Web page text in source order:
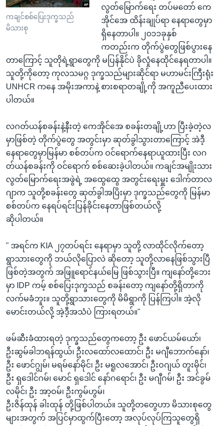
ကချင်စစ်ပြေးဒုက္ခသည်
မိသားစု
လွတ်မြောက်ရေး တပ်မတော် ကေ
အိုင်အေ ထိန်းချုပ်ရာ နေရာတွေမှာ
ရှိနေတာပါ။ ၂၀၁၁ခုနှစ်
ကတည်းက တိုက်ပွဲတွေဖြစ်ပွားနေ
တာကြောင့် သူတိုရဲ့ရွာတွေကို မပြန်နိုင်ပဲ ခိုလှုံနေထိုင်နေရတာပါ။
သူတို့ကိုတော့ ကုလသမဂ္ဂ ဒုက္ခသည်များဆိုင်ရာ မဟာမင်းကြီးရုံး
UNHCR ကနေ အမိုးအကာနဲ့ စားစရာတချို့ကို အကူညီပေးထား
ပါတယ်။
လဂတ်ယန်စခန်းနဲ့နီးတဲ့ ကေအိုင်အေ စခန်းတချို့ဟာ ပြီးခဲ့တဲ့လ
မှာဖြစ်တဲ့ တိုက်ပွဲတွေ အတွင်းမှာ ဆုတ်ခွါသွားတာကြောင့် အဲဒီ့
နေရာတွေမှာမြန်မာ စစ်တပ်က ဝင်ရောက်နေရာယူထားပြီး လဂ
တ်ယန်စခန်းကို ဝင်ရောက် စစ်ဆေးခဲ့ပါတယ်။ ကချင်အမျိုးသား
လွတ်မြောက်ရေးအဖွဲရဲ့ အထွေထွေ အတွင်းရေးမှူး ဒေါက်တာလ
ဂျာက သူတို့စခန်းတွေ ဆုတ်ခွါအပြိးမှာ ဒုက္ခသည်တွေကို မြန်မာ
စစ်တပ်က နေရပ်ရင်းပြန်ခိုင်းနေတာဖြစ်တယ်လို့
ဆိုပါတယ်။
" အရင်က KIA ၂၇တပ်ရင်း နေရာမှာ သူတို့ လာထိုင်လိုက်တော့
ရွာသားတွေကို ဘယ်လိုပြောလဲ ဆိုတော့ သူတို့လာနေဖြစ်သွားပြီ
ဖြစ်တဲ့အတွက် အဖြူရောင်နယ်မြေ ဖြစ်သွားပြီ။ ကျနော်တို့ဘေး
မှာ IDP ကမ့် စစ်ပြေးဒုက္ခသည် စခန်းတော့ ကျနော်တို့ရှိတာကို
လက်မခံဘူး။ သူတို့ရွာသားတွေကို မိမိရွာကို ပြန်ကြပါ။ အဲ့လို
မောင်းတယ်လို့ အဲ့ဒီ့အသံပဲ ကြားရတယ်။"
ဖမ်ဆီးခံထားရတဲ့ ဒုက္ခသည်တွေကတော့ ဦး ဖောင်ယမ်ယော်၊
ဦးဆွမ်ခါဘရန်ထွယ်၊ ဦးလထော်လထောင်၊ ဦး မဂျီဘောက်နော်၊
ဦး ဖောင်ဂျွမ်၊ မရမ်နော်မိုင်၊ ဦး မရူလအောင်၊ ဦးဝဂျယ် တူးမိုင်၊
ဦး ရှဒေါင်ဂမ်၊ မောင် ရှဒေါင် နော်ဂရောင်၊ ဦး မဂျီဂမ်၊ ဦး အင်ခွမ်
လမိုင်၊ ဦး အာ့ဝမ်၊ ဦးကွမ်ဟွမ်၊
ဦးဇိန်ထုန် ခါးထုန် တို့ဖြစ်ပါတယ်။ သူတို့တတွေဟာ မိသားစုတွေ
များအတွက် အပြင်မှာထွက်ပြီးတော့ အလုပ်လုပ်ကြသူတွေရှိ